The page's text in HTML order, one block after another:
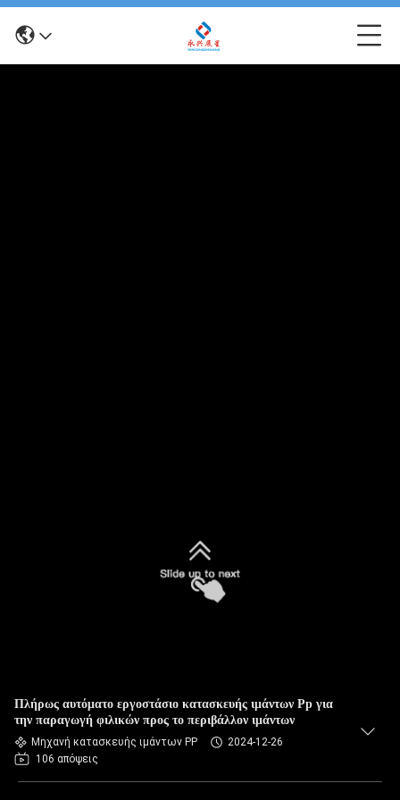
Πλήρως αυτόματο εργοστάσιο κατασκευής ιμάντων Pp για
την παραγωγή φιλικών προς το περιβάλλον ιμάντων
Μηχανή κατασκευής ιμάντων PP
2024-12-26
106 απόψεις